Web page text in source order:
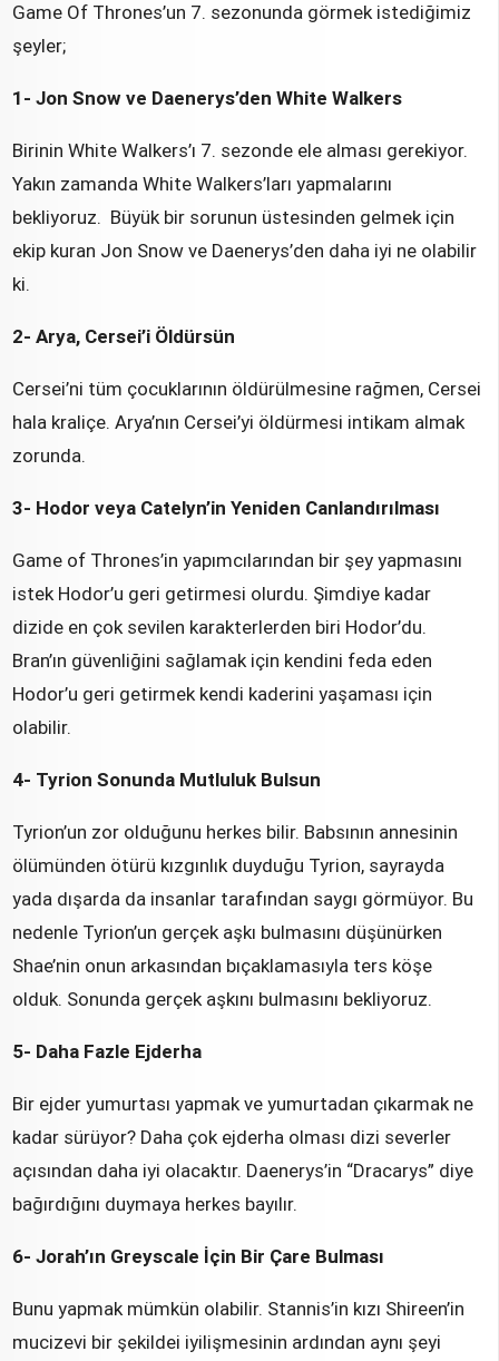
Game Of Thrones’un 7. sezonunda görmek istediğimiz
şeyler;
1- Jon Snow ve Daenerys’den White Walkers
Birinin White Walkers’ı 7. sezonde ele alması gerekiyor.
Yakın zamanda White Walkers’ları yapmalarını
bekliyoruz. Büyük bir sorunun üstesinden gelmek için
ekip kuran Jon Snow ve Daenerys’den daha iyi ne olabilir
ki.
2- Arya, Cersei’i Öldürsün
Cersei’ni tüm çocuklarının öldürülmesine rağmen, Cersei
hala kraliçe. Arya’nın Cersei’yi öldürmesi intikam almak
zorunda.
3- Hodor veya Catelyn’in Yeniden Canlandırılması
Game of Thrones’in yapımcılarından bir şey yapmasını
istek Hodor’u geri getirmesi olurdu. Şimdiye kadar
dizide en çok sevilen karakterlerden biri Hodor’du.
Bran’ın güvenliğini sağlamak için kendini feda eden
Hodor’u geri getirmek kendi kaderini yaşaması için
olabilir.
4- Tyrion Sonunda Mutluluk Bulsun
Tyrion’un zor olduğunu herkes bilir. Babsının annesinin
ölümünden ötürü kızgınlık duyduğu Tyrion, sayrayda
yada dışarda da insanlar tarafından saygı görmüyor. Bu
nedenle Tyrion’un gerçek aşkı bulmasını düşünürken
Shae’nin onun arkasından bıçaklamasıyla ters köşe
olduk. Sonunda gerçek aşkını bulmasını bekliyoruz.
5- Daha Fazle Ejderha
Bir ejder yumurtası yapmak ve yumurtadan çıkarmak ne
kadar sürüyor? Daha çok ejderha olması dizi severler
açısından daha iyi olacaktır. Daenerys’in “Dracarys” diye
bağırdığını duymaya herkes bayılır.
6- Jorah’ın Greyscale İçin Bir Çare Bulması
Bunu yapmak mümkün olabilir. Stannis’in kızı Shireen’in
mucizevi bir şekildei iyilişmesinin ardından aynı şeyi